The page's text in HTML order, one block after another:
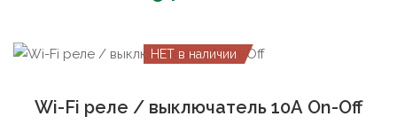
НЕТ в наличии
Wi-Fi реле / выключатель 10А On-Off